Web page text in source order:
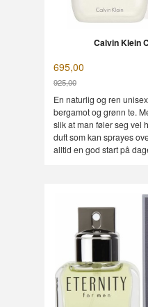
Calvin Klein
695,00
925,00
Rabatt
En naturlig og ren
bergamot og grønn te.
slik at man føler seg vel
duft som kan sprayes
alltid en god start på